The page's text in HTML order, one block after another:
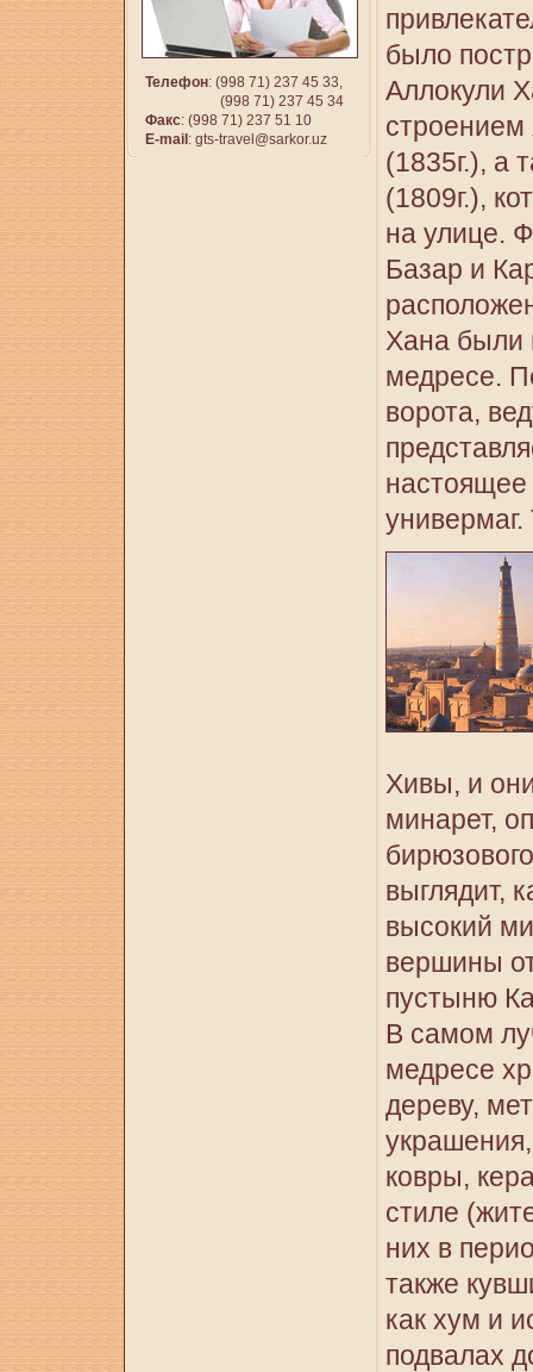
Телефон: (998 71) 237 45 33,
(998 71) 237 45 34
Факс: (998 71) 237 51 10
E-mail : gts-travel@sarkor.uz
было
Аллокули
строением
(1835г.), а
(1809г.),
на улице.
Базар и
Хана были
медресе.
ворота,
настоящее
Хивы, и
минарет,
выглядит,
высокий
вершины
пустыню
В самом
медресе
дереву,
ковры,
стиле
них в
также
как хум и
подвалах